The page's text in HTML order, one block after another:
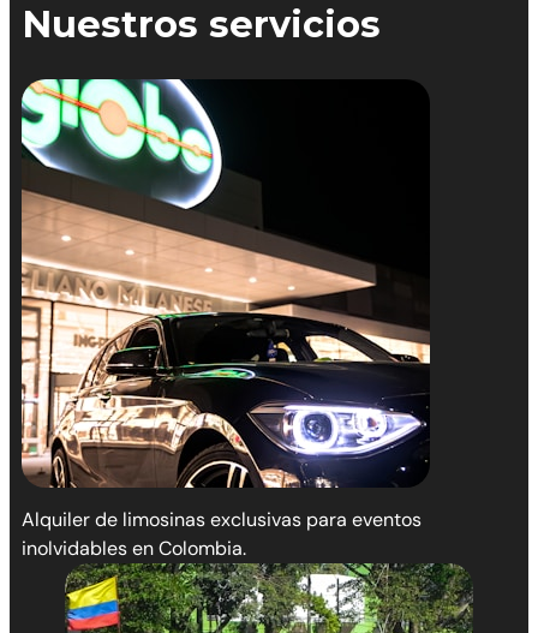
Nuestros servicios
Alquiler de limosinas exclusivas para eventos
inolvidables en Colombia.